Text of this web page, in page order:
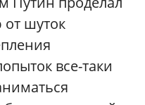
шуток
все-таки